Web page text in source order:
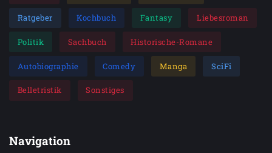
Ratgeber Kochbuch Fantasy Liebesroman
Politik Sachbuch Historische-Romane
Autobiographie Comedy Manga SciFi
Belletristik Sonstiges
Navigation